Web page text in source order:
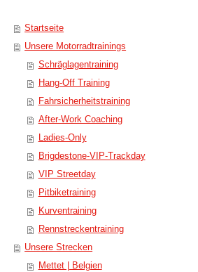
Startseite
Unsere Motorradtrainings
Schräglagentraining
Hang-Off Training
Fahrsicherheitstraining
After-Work Coaching
Ladies-Only
Brigdestone-VIP-Trackday
VIP Streetday
Pitbiketraining
Kurventraining
Rennstreckentraining
Unsere Strecken
Mettet | Belgien